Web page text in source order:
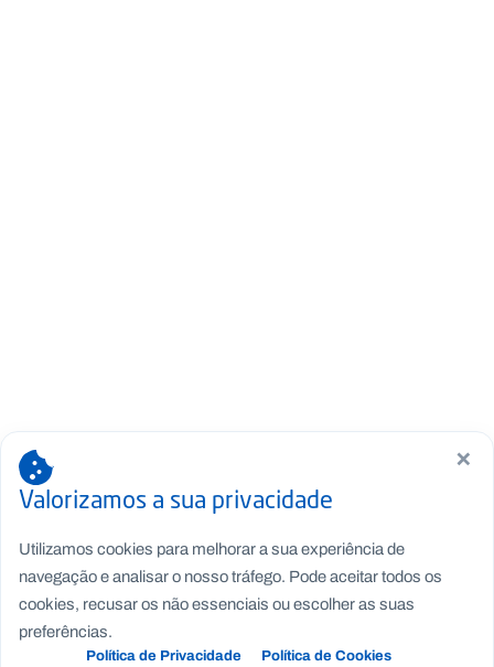
×
Valorizamos a sua privacidade
Utilizamos cookies para melhorar a sua experiência de
navegação e analisar o nosso tráfego. Pode aceitar todos os
cookies, recusar os não essenciais ou escolher as suas
preferências.
Política de Privacidade Política de Cookies